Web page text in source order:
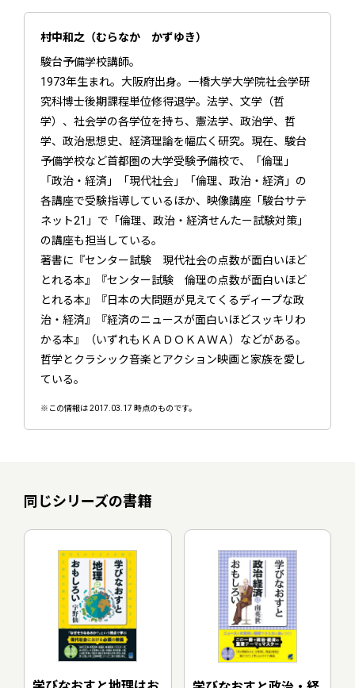
村中和之（むらなか かずゆき）
駿台予備学校講師。
1973年生まれ。大阪府出身。一橋大学大学院社会学研
究科博士後期課程単位修得退学。法学、文学（哲
学）、社会学の各学位を持ち、憲法学、政治学、哲
学、政治思想史、経済理論を幅広く研究。現在、駿台
予備学校など首都圏の大学受験予備校で、「倫理」
「政治・経済」「現代社会」「倫理、政治・経済」の
各講座で受験指導しているほか、映像講座「駿台サテ
ネット21」で「倫理、政治・経済せんたー試験対策」
の講座も担当している。
著書に『センター試験 現代社会の点数が面白いほど
とれる本』『センター試験 倫理の点数が面白いほど
とれる本』『日本の大問題が見えてくるディープな政
治・経済』『経済のニュースが面白いほどスッキリわ
かる本』（いずれもＫＡＤＯＫＡＷＡ）などがある。
哲学とクラシック音楽とアクション映画と家族を愛し
ている。
※この情報は 2017.03.17 時点のものです。
同じシリーズの書籍